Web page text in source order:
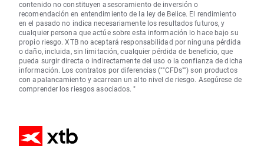
contenido no constituyen asesoramiento de inversión o
recomendación en entendimiento de la ley de Belice. El rendimiento
en el pasado no indica necesariamente los resultados futuros, y
cualquier persona que actúe sobre esta información lo hace bajo su
propio riesgo. XTB no aceptará responsabilidad por ninguna pérdida
o daño, incluida, sin limitación, cualquier pérdida de beneficio, que
pueda surgir directa o indirectamente del uso o la confianza de dicha
información. Los contratos por diferencias (""CFDs"") son productos
con apalancamiento y acarrean un alto nivel de riesgo. Asegúrese de
comprender los riesgos asociados. "